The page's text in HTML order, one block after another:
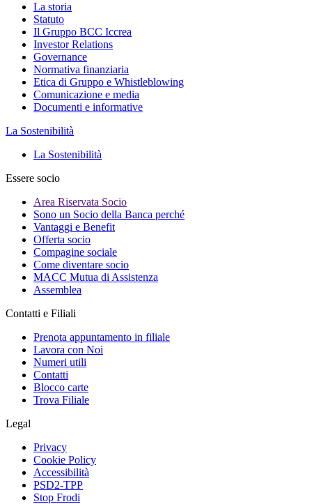
La storia
Statuto
Il Gruppo BCC Iccrea
Investor Relations
Governance
Normativa finanziaria
Etica di Gruppo e Whistleblowing
Comunicazione e media
Documenti e informative
La Sostenibilità
La Sostenibilità
Essere socio
Area Riservata Socio
Sono un Socio della Banca perché
Vantaggi e Benefit
Offerta socio
Compagine sociale
Come diventare socio
MACC Mutua di Assistenza
Assemblea
Contatti e Filiali
Prenota appuntamento in filiale
Lavora con Noi
Numeri utili
Contatti
Blocco carte
Trova Filiale
Legal
Privacy
Cookie Policy
Accessibilità
PSD2-TPP
Stop Frodi